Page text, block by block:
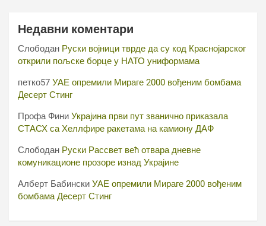
Недавни коментари
Слободан Руски војници тврде да су код Краснојарског
открили пољске борце у НАТО униформама
петко57 УАЕ опремили Мираге 2000 вођеним бомбама
Десерт Стинг
Профа Фини Украјина први пут званично приказала
СТАСХ са Хеллфире ракетама на камиону ДАФ
Слободан Руски Рассвет већ отвара дневне
комуникационе прозоре изнад Украјине
Алберт Бабински УАЕ опремили Мираге 2000 вођеним
бомбама Десерт Стинг